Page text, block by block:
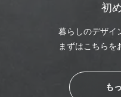
初
暮らしのデザイ
まずはこちらを
も